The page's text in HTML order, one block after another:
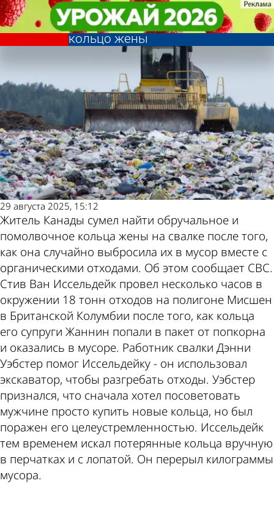
Мужчина перерыл 18 тонн
мусора и нашел обручальное
кольцо жены
В стране и
мире
29 августа 2025, 15:12
Житель Канады сумел найти обручальное и
помолвочное кольца жены на свалке после того,
как она случайно выбросила их в мусор вместе с
органическими отходами. Об этом сообщает CBC.
Стив Ван Иссельдейк провел несколько часов в
окружении 18 тонн отходов на полигоне Мисшен
в Британской Колумбии после того, как кольца
его супруги Жаннин попали в пакет от попкорна
и оказались в мусоре. Работник свалки Дэнни
Уэбстер помог Иссельдейку - он использовал
экскаватор, чтобы разгребать отходы. Уэбстер
признался, что сначала хотел посоветовать
мужчине просто купить новые кольца, но был
поражен его целеустремленностью. Иссельдейк
тем временем искал потерянные кольца вручную
в перчатках и с лопатой. Он перерыл килограммы
мусора.
Мужчина перерыл 18 тонн
мусора и нашел обручальное
кольцо жены
В стране и
мире
Последние
новости
Погода и курсы
валют в Пензе